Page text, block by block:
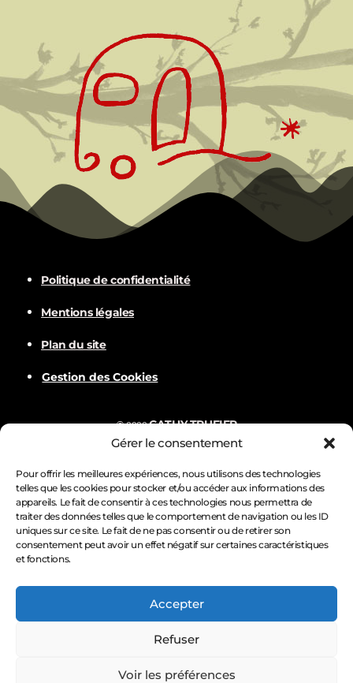
Gérer le consentement
Pour offrir les meilleures expériences, nous utilisons des technologies
telles que les cookies pour stocker et/ou accéder aux informations des
appareils. Le fait de consentir à ces technologies nous permettra de
traiter des données telles que le comportement de navigation ou les ID
uniques sur ce site. Le fait de ne pas consentir ou de retirer son
consentement peut avoir un effet négatif sur certaines caractéristiques
et fonctions.
Accepter
Refuser
Voir les préférences
Politique de confidentialité
Mentions légales
Plan du site
Gestion des Cookies
©2022CATHY TRUFIER